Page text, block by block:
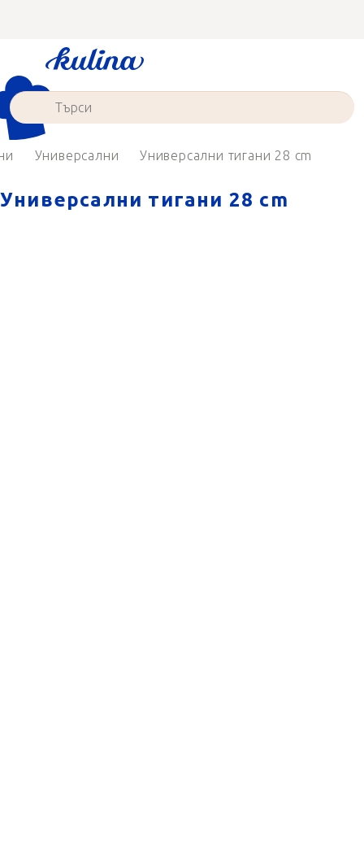
съдържанието
Универсални Универсални тигани 28 cm
Универсални тигани 28 cm